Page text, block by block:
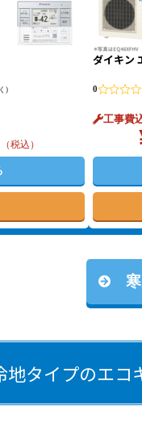
)
（税込）
ダイキン
0
工事費
地タイプのエコ